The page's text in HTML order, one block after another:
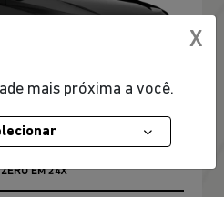
EM 24X
X
mais próxima a você.